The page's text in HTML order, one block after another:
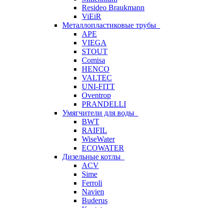
Resideo Braukmann
ViEiR
Металлопластиковые трубы
APE
VIEGA
STOUT
Comisa
HENCO
VALTEC
UNI-FITT
Oventrop
PRANDELLI
Умягчители для воды
BWT
RAIFIL
WiseWater
ECOWATER
Дизельные котлы
ACV
Sime
Ferroli
Navien
Buderus